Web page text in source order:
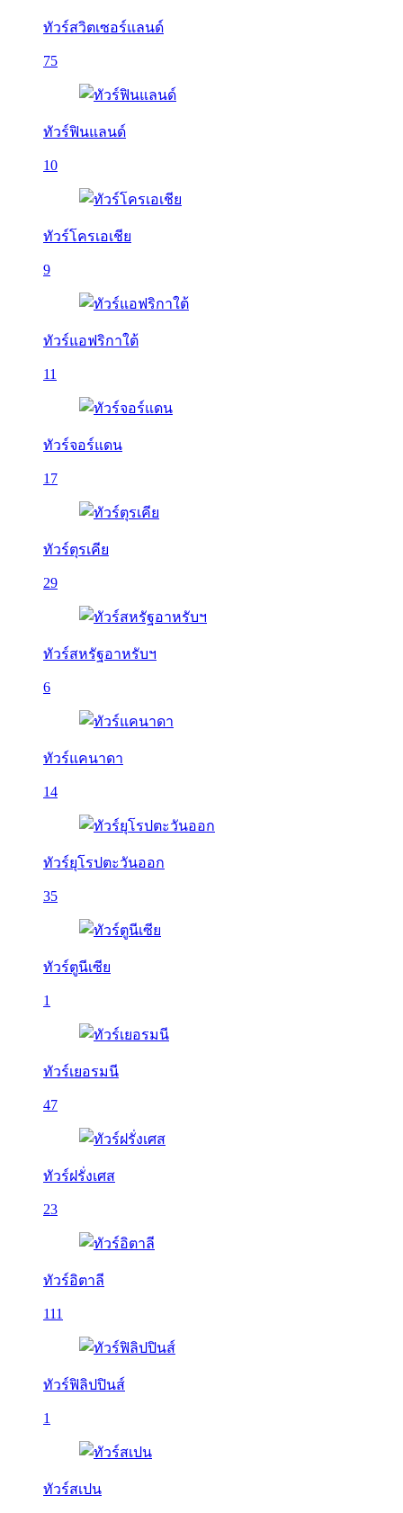
ทัวร์สวิตเซอร์แลนด์
75
ทัวร์ฟินแลนด์
10
ทัวร์โครเอเชีย
9
ทัวร์แอฟริกาใต้
11
ทัวร์จอร์แดน
17
ทัวร์ตุรเคีย
29
ทัวร์สหรัฐอาหรับฯ
6
ทัวร์แคนาดา
14
ทัวร์ยุโรปตะวันออก
35
ทัวร์ตูนีเซีย
1
ทัวร์เยอรมนี
47
ทัวร์ฝรั่งเศส
23
ทัวร์อิตาลี
111
ทัวร์ฟิลิปปินส์
1
ทัวร์สเปน